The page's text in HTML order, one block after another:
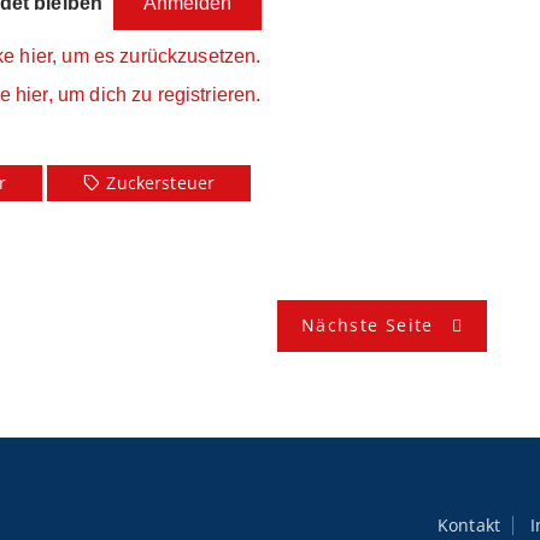
hier, um es zurückzusetzen.
hier, um dich zu registrieren.
Zuckersteuer
Nächste Seite
Kontakt